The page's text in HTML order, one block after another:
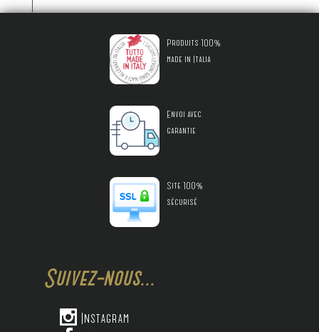
Produits 100%
made in Italia
Envoi avec
garantie
Site 100%
sécurisé
Suivez-nous...
 Instagram